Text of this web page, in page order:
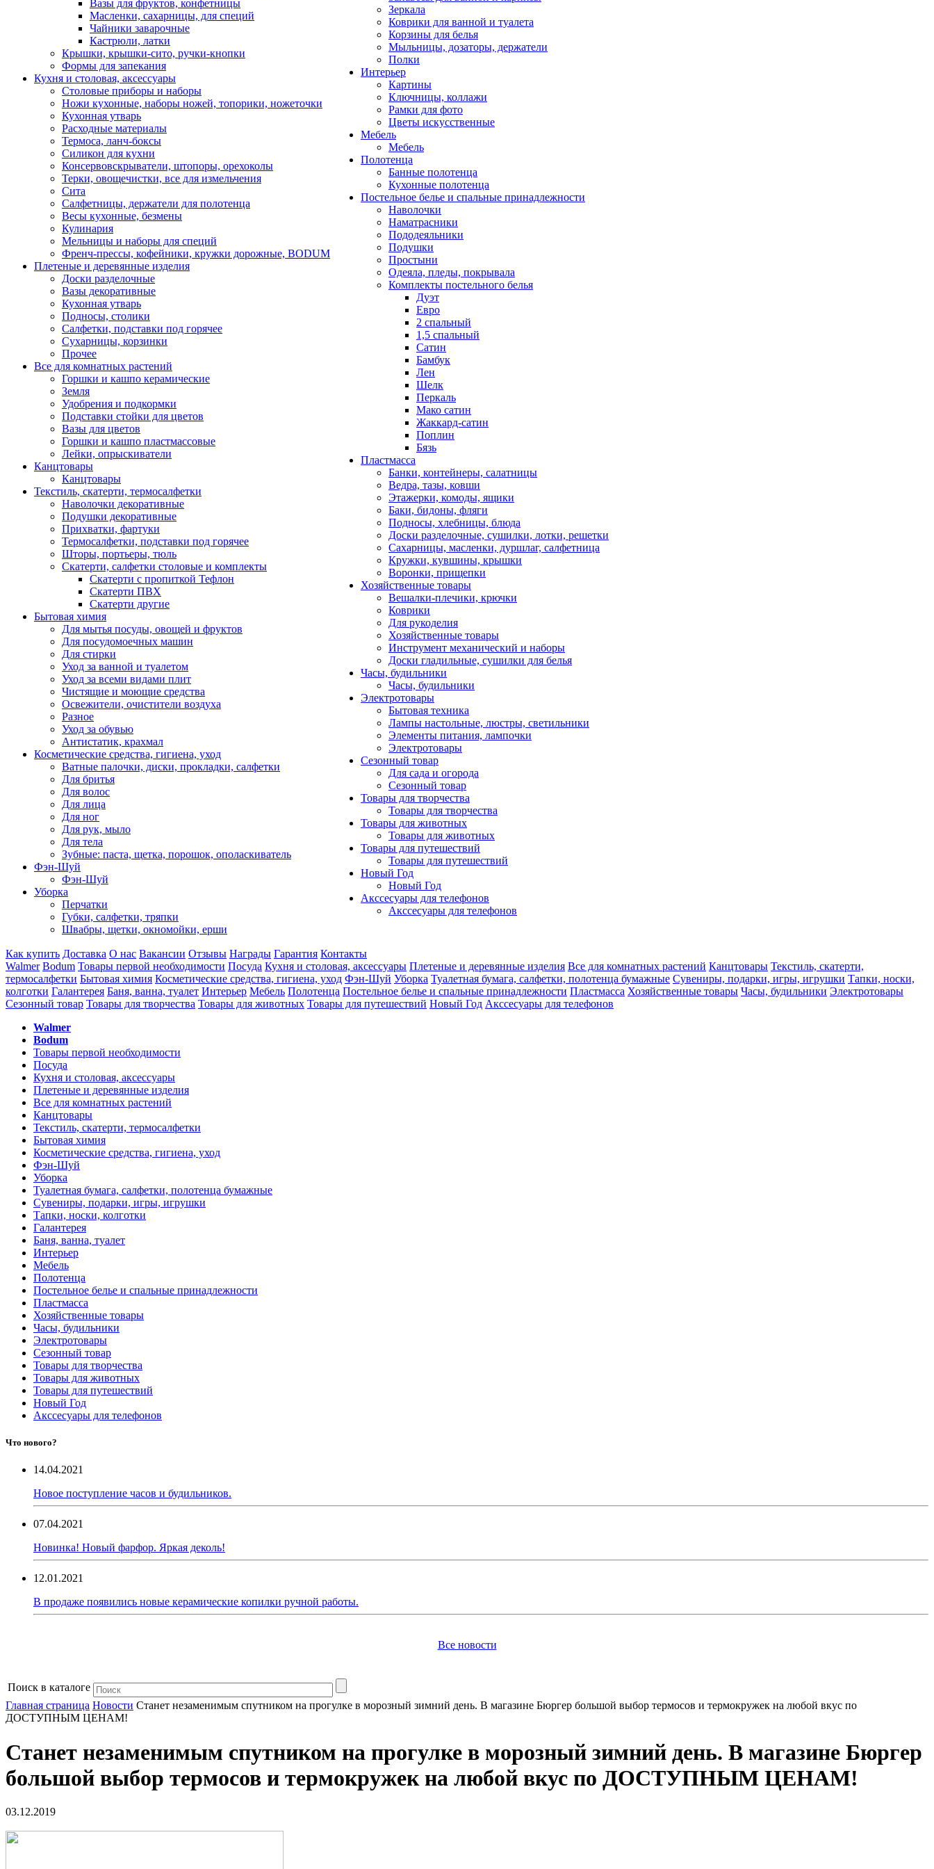
Вазы для фруктов, конфетницы
Масленки, сахарницы, для специй
Чайники заварочные
Кастрюли, латки
Крышки, крышки-сито, ручки-кнопки
Формы для запекания
Кухня и столовая, аксессуары
Столовые приборы и наборы
Ножи кухонные, наборы ножей, топорики, ножеточки
Кухонная утварь
Расходные материалы
Термоса, ланч-боксы
Силикон для кухни
Консервовскрыватели, штопоры, орехоколы
Терки, овощечистки, все для измельчения
Сита
Салфетницы, держатели для полотенца
Весы кухонные, безмены
Кулинария
Мельницы и наборы для специй
Френч-прессы, кофейники, кружки дорожные, BODUM
Плетеные и деревянные изделия
Доски разделочные
Вазы декоративные
Кухонная утварь
Подносы, столики
Салфетки, подставки под горячее
Сухарницы, корзинки
Прочее
Все для комнатных растений
Горшки и кашпо керамические
Земля
Удобрения и подкормки
Подставки стойки для цветов
Вазы для цветов
Горшки и кашпо пластмассовые
Лейки, опрыскиватели
Канцтовары
Канцтовары
Текстиль, скатерти, термосалфетки
Наволочки декоративные
Подушки декоративные
Прихватки, фартуки
Термосалфетки, подставки под горячее
Шторы, портьеры, тюль
Скатерти, салфетки столовые и комплекты
Скатерти с пропиткой Тефлон
Скатерти ПВХ
Скатерти другие
Бытовая химия
Для мытья посуды, овощей и фруктов
Для посудомоечных машин
Для стирки
Уход за ванной и туалетом
Уход за всеми видами плит
Чистящие и моющие средства
Освежители, очистители воздуха
Разное
Уход за обувью
Антистатик, крахмал
Косметические средства, гигиена, уход
Ватные палочки, диски, прокладки, салфетки
Для бритья
Для волос
Для лица
Для ног
Для рук, мыло
Для тела
Зубные: паста, щетка, порошок, ополаскиватель
Фэн-Шуй
Фэн-Шуй
Уборка
Перчатки
Губки, салфетки, тряпки
Швабры, щетки, окномойки, ерши
Зеркала
Коврики для ванной и туалета
Корзины для белья
Мыльницы, дозаторы, держатели
Полки
Интерьер
Картины
Ключницы, коллажи
Рамки для фото
Цветы искусственные
Мебель
Мебель
Полотенца
Банные полотенца
Кухонные полотенца
Постельное белье и спальные принадлежности
Наволочки
Наматрасники
Пододеяльники
Подушки
Простыни
Одеяла, пледы, покрывала
Комплекты постельного белья
Дуэт
Евро
2 спальный
1,5 спальный
Сатин
Бамбук
Лен
Шелк
Перкаль
Мако сатин
Жаккард-сатин
Поплин
Бязь
Пластмасса
Банки, контейнеры, салатницы
Ведра, тазы, ковши
Этажерки, комоды, ящики
Баки, бидоны, фляги
Подносы, хлебницы, блюда
Доски разделочные, сушилки, лотки, решетки
Сахарницы, масленки, дуршлаг, салфетница
Кружки, кувшины, крышки
Воронки, прищепки
Хозяйственные товары
Вешалки-плечики, крючки
Коврики
Для рукоделия
Хозяйственные товары
Инструмент механический и наборы
Доски гладильные, сушилки для белья
Часы, будильники
Часы, будильники
Электротовары
Бытовая техника
Лампы настольные, люстры, светильники
Элементы питания, лампочки
Электротовары
Сезонный товар
Для сада и огорода
Сезонный товар
Товары для творчества
Товары для творчества
Товары для животных
Товары для животных
Товары для путешествий
Товары для путешествий
Новый Год
Новый Год
Акссесуары для телефонов
Акссесуары для телефонов
Как купить Доставка О нас Вакансии Отзывы Награды Гарантия Контакты
Walmer Bodum Товары первой необходимости Посуда Кухня и столовая, аксессуары Плетеные и деревянные изделия Все для комнатных растений Канцтовары Текстиль, скатерти,
термосалфетки Бытовая химия Косметические средства, гигиена, уход Фэн-Шуй Уборка Туалетная бумага, салфетки, полотенца бумажные Сувениры, подарки, игры, игрушки Тапки, носки,
колготки Галантерея Баня, ванна, туалет Интерьер Мебель Полотенца Постельное белье и спальные принадлежности Пластмасса Хозяйственные товары Часы, будильники Электротовары
Сезонный товар Товары для творчества Товары для животных Товары для путешествий Новый Год Акссесуары для телефонов
Walmer
Bodum
Товары первой необходимости
Посуда
Кухня и столовая, аксессуары
Плетеные и деревянные изделия
Все для комнатных растений
Канцтовары
Текстиль, скатерти, термосалфетки
Бытовая химия
Косметические средства, гигиена, уход
Фэн-Шуй
Уборка
Туалетная бумага, салфетки, полотенца бумажные
Сувениры, подарки, игры, игрушки
Тапки, носки, колготки
Галантерея
Баня, ванна, туалет
Интерьер
Мебель
Полотенца
Постельное белье и спальные принадлежности
Пластмасса
Хозяйственные товары
Часы, будильники
Электротовары
Сезонный товар
Товары для творчества
Товары для животных
Товары для путешествий
Новый Год
Акссесуары для телефонов
Что нового?
14.04.2021
Новое поступление часов и будильников.
07.04.2021
Новинка! Новый фарфор. Яркая деколь!
12.01.2021
В продаже появились новые керамические копилки ручной работы.
Все новости
Поиск в каталоге
Главная страница Новости Станет незаменимым спутником на прогулке в морозный зимний день. В магазине Бюргер большой выбор термосов и термокружек на любой вкус по
ДОСТУПНЫМ ЦЕНАМ!
Станет незаменимым спутником на прогулке в морозный зимний день. В магазине Бюргер
большой выбор термосов и термокружек на любой вкус по ДОСТУПНЫМ ЦЕНАМ!
03.12.2019